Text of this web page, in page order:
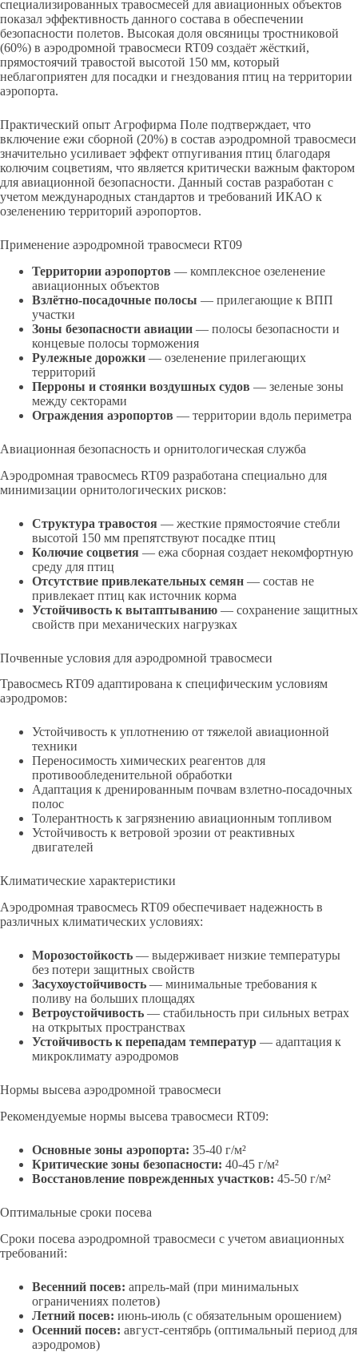
специализированных травосмесей для авиационных объектов
показал эффективность данного состава в обеспечении
безопасности полетов. Высокая доля овсяницы тростниковой
(60%) в аэродромной травосмеси RT09 создаёт жёсткий,
прямостоячий травостой высотой 150 мм, который
неблагоприятен для посадки и гнездования птиц на территории
аэропорта.
Практический опыт Агрофирма Поле подтверждает, что
включение ежи сборной (20%) в состав аэродромной травосмеси
значительно усиливает эффект отпугивания птиц благодаря
колючим соцветиям, что является критически важным фактором
для авиационной безопасности. Данный состав разработан с
учетом международных стандартов и требований ИКАО к
озеленению территорий аэропортов.
Применение аэродромной травосмеси RT09
Территории аэропортов — комплексное озеленение
авиационных объектов
Взлётно-посадочные полосы — прилегающие к ВПП
участки
Зоны безопасности авиации — полосы безопасности и
концевые полосы торможения
Рулежные дорожки — озеленение прилегающих
территорий
Перроны и стоянки воздушных судов — зеленые зоны
между секторами
Ограждения аэропортов — территории вдоль периметра
Авиационная безопасность и орнитологическая служба
Аэродромная травосмесь RT09 разработана специально для
минимизации орнитологических рисков:
Структура травостоя — жесткие прямостоячие стебли
высотой 150 мм препятствуют посадке птиц
Колючие соцветия — ежа сборная создает некомфортную
среду для птиц
Отсутствие привлекательных семян — состав не
привлекает птиц как источник корма
Устойчивость к вытаптыванию — сохранение защитных
свойств при механических нагрузках
Почвенные условия для аэродромной травосмеси
Травосмесь RT09 адаптирована к специфическим условиям
аэродромов:
Устойчивость к уплотнению от тяжелой авиационной
техники
Переносимость химических реагентов для
противообледенительной обработки
Адаптация к дренированным почвам взлетно-посадочных
полос
Толерантность к загрязнению авиационным топливом
Устойчивость к ветровой эрозии от реактивных
двигателей
Климатические характеристики
Аэродромная травосмесь RT09 обеспечивает надежность в
различных климатических условиях:
Морозостойкость — выдерживает низкие температуры
без потери защитных свойств
Засухоустойчивость — минимальные требования к
поливу на больших площадях
Ветроустойчивость — стабильность при сильных ветрах
на открытых пространствах
Устойчивость к перепадам температур — адаптация к
микроклимату аэродромов
Нормы высева аэродромной травосмеси
Рекомендуемые нормы высева травосмеси RT09:
Основные зоны аэропорта: 35-40 г/м²
Критические зоны безопасности: 40-45 г/м²
Восстановление поврежденных участков: 45-50 г/м²
Оптимальные сроки посева
Сроки посева аэродромной травосмеси с учетом авиационных
требований:
Весенний посев: апрель-май (при минимальных
ограничениях полетов)
Летний посев: июнь-июль (с обязательным орошением)
Осенний посев: август-сентябрь (оптимальный период для
аэродромов)